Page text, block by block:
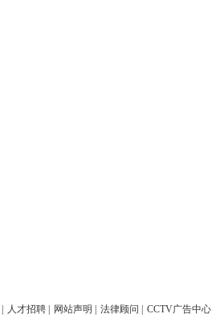
人才招聘 网站声明 法律顾问 CCTV广告中心